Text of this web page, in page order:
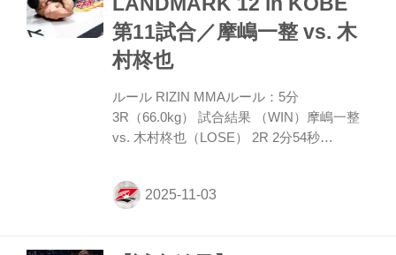
て戻す。試合は両者打撃戦で進み、伊澤が
ストレートから左フック。さらに伊澤は首
相撲で捕まえヒザを放って終える。
ROUND 2 懐に飛び込まんとする大島だ
が、伊澤は...
第11試合／摩嶋一整 vs. 木
村柊也
ルール RIZIN MMAルール：5分
3R（66.0kg） 試合結果 （WIN）摩嶋一整
vs. 木村柊也（LOSE） 2R 2分54秒
ーク） 入場 ROUND 1 サウスポーに構えた
摩嶋はタックルに入るが、これは木村が切